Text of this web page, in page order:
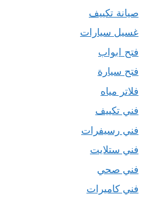
صيانة تكييف
غسيل سيارات
فتح ابواب
فتح سيارة
فلاتر مياه
فني تكييف
فني رسيفرات
فني ستلايت
فني صحي
فني كاميرات